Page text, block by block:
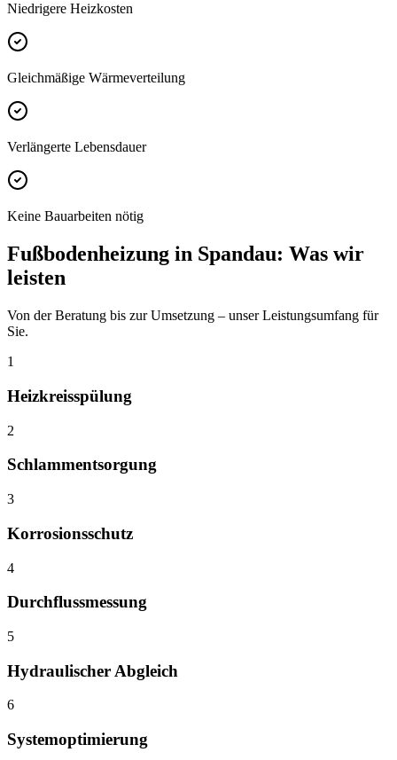
Niedrigere Heizkosten
Gleichmäßige Wärmeverteilung
Verlängerte Lebensdauer
Keine Bauarbeiten nötig
Fußbodenheizung in Spandau: Was wir
leisten
Von der Beratung bis zur Umsetzung – unser Leistungsumfang für
Sie.
1
Heizkreisspülung
2
Schlammentsorgung
3
Korrosionsschutz
4
Durchflussmessung
5
Hydraulischer Abgleich
6
Systemoptimierung